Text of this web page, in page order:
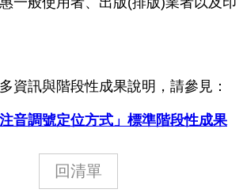
資訊與階段性成果說明，請參見：
注音調號定位方式」標準階段性成果
回清單